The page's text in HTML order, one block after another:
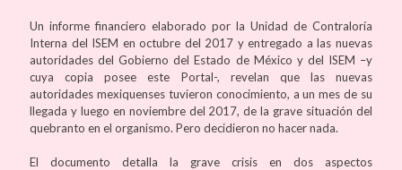
Un informe financiero elaborado por la Unidad de Contraloría
Interna del ISEM en octubre del 2017 y entregado a las nuevas
autoridades del Gobierno del Estado de México y del ISEM –y
cuya copia posee este Portal-, revelan que las nuevas
autoridades mexiquenses tuvieron conocimiento, a un mes de su
llegada y luego en noviembre del 2017, de la grave situación del
quebranto en el organismo. Pero decidieron no hacer nada.
El documento detalla la grave crisis en dos aspectos